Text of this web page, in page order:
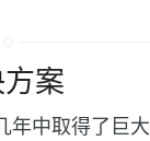
案
中取得了巨